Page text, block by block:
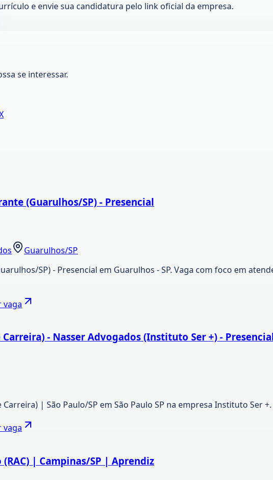
e envie sua candidatura pelo link oficial da empresa.
se interessar.
(Guarulhos/SP) - Presencial
Guarulhos/SP
SP) - Presencial em Guarulhos - SP. Vaga com foco em
vaga
- Nasser Advogados (Instituto Ser +) -
| São Paulo/SP em São Paulo SP na empresa Instituto Ser +.
vaga
| Campinas/SP | Aprendiz